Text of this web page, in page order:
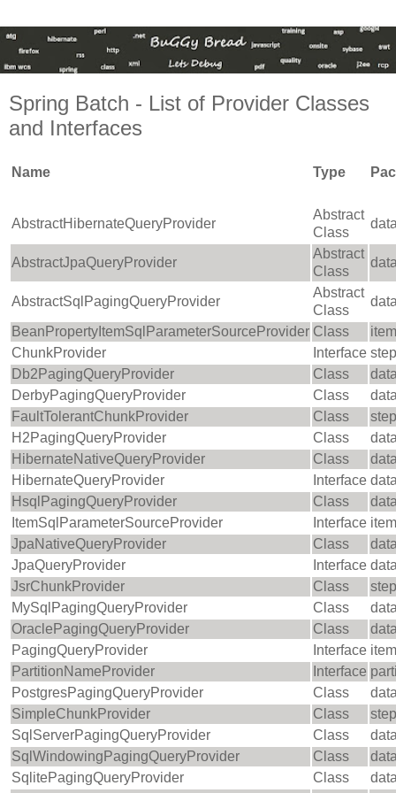
Spring Batch - List of Provider Classes
and Interfaces
Name Type
AbstractHibernateQueryProvider
Abstract
Class
AbstractJpaQueryProvider
Abstract
Class
AbstractSqlPagingQueryProvider
Abstract
Class
BeanPropertyItemSqlParameterSourceProvider Class
ChunkProvider
Interface
Db2PagingQueryProvider
Class
DerbyPagingQueryProvider
Class
FaultTolerantChunkProvider
Class
H2PagingQueryProvider
Class
HibernateNativeQueryProvider
Class
HibernateQueryProvider
Interface
HsqlPagingQueryProvider
Class
ItemSqlParameterSourceProvider
Interface
JpaNativeQueryProvider
Class
JpaQueryProvider
Interface
JsrChunkProvider
Class
MySqlPagingQueryProvider
Class
OraclePagingQueryProvider
Class
PagingQueryProvider
Interface
PartitionNameProvider
Interface
PostgresPagingQueryProvider
Class
SimpleChunkProvider
Class
SqlServerPagingQueryProvider
Class
SqlWindowingPagingQueryProvider
Class
SqlitePagingQueryProvider
Class